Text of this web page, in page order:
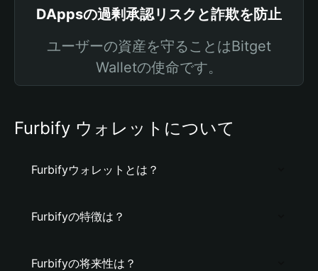
DAppsの過剰承認リスクと詐欺を防止
ユーザーの資産を守ることはBitget
Walletの使命です。
Furbify ウォレットについて
Furbifyウォレットとは？
Furbifyの特徴は？
Furbifyの将来性は？